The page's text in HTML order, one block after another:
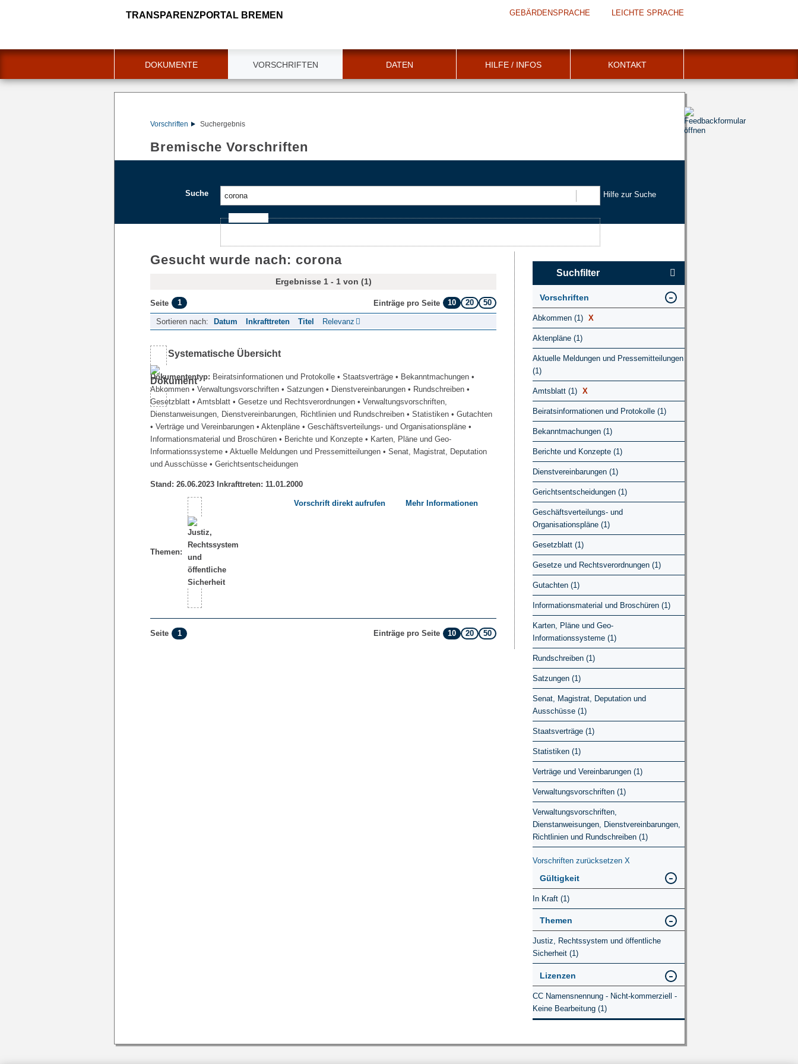
TRANSPARENZPORTAL BREMEN GEBÄRDENSPRACHE LEICHTE SPRACHE
DOKUMENTE VORSCHRIFTEN DATEN HILFE / INFOS KONTAKT
Vorschriften Suchergebnis
Bremische Vorschriften
Suche Hilfe zur Suche
Gesucht wurde nach: corona
Ergebnisse 1 - 1 von (1)
Seite 1 Einträge pro Seite 10 20 50
Sortieren nach: Datum Inkrafttreten Titel Relevanz
Systematische Übersicht
Dokumententyp: Beiratsinformationen und Protokolle • Staatsverträge • Bekanntmachungen •
Abkommen • Verwaltungsvorschriften • Satzungen • Dienstvereinbarungen • Rundschreiben •
Gesetzblatt • Amtsblatt • Gesetze und Rechtsverordnungen • Verwaltungsvorschriften,
Dienstanweisungen, Dienstvereinbarungen, Richtlinien und Rundschreiben • Statistiken • Gutachten
• Verträge und Vereinbarungen • Aktenpläne • Geschäftsverteilungs- und Organisationspläne •
Informationsmaterial und Broschüren • Berichte und Konzepte • Karten, Pläne und Geo-
Informationssysteme • Aktuelle Meldungen und Pressemitteilungen • Senat, Magistrat, Deputation
und Ausschüsse • Gerichtsentscheidungen
Stand: 26.06.2023 Inkrafttreten: 11.01.2000
Themen:
Vorschrift direkt aufrufen Mehr Informationen
Seite 1 Einträge pro Seite 10 20 50
Suchfilter
Vorschriften
Abkommen (1) X
Aktenpläne (1)
Aktuelle Meldungen und Pressemitteilungen
(1)
Amtsblatt (1) X
Beiratsinformationen und Protokolle (1)
Bekanntmachungen (1)
Berichte und Konzepte (1)
Dienstvereinbarungen (1)
Gerichtsentscheidungen (1)
Geschäftsverteilungs- und
Organisationspläne (1)
Gesetzblatt (1)
Gesetze und Rechtsverordnungen (1)
Gutachten (1)
Informationsmaterial und Broschüren (1)
Karten, Pläne und Geo-
Informationssysteme (1)
Rundschreiben (1)
Satzungen (1)
Senat, Magistrat, Deputation und
Ausschüsse (1)
Staatsverträge (1)
Statistiken (1)
Verträge und Vereinbarungen (1)
Verwaltungsvorschriften (1)
Verwaltungsvorschriften,
Dienstanweisungen, Dienstvereinbarungen,
Richtlinien und Rundschreiben (1)
Vorschriften zurücksetzen X
Gültigkeit
In Kraft (1)
Themen
Justiz, Rechtssystem und öffentliche
Sicherheit (1)
Lizenzen
CC Namensnennung - Nicht-kommerziell -
Keine Bearbeitung (1)